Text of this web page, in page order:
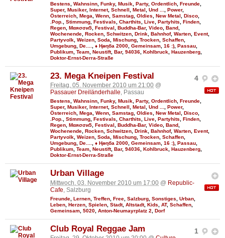
Bestens Wahnsinn Funky, Musik Party, Ordentlich Freunde
Super, Musiker, Internet, Schnell Metal Und ... Power,
Österreich Mega Wenn Samstag Oldies New Metal Disco
.Pop.
Stimmung Festivals Charthits Live Partyhits Finden
Regen Мαяσσи5 Festival Buddha-Bar, Video Band
Wochenende Rocken Schwitzen Drink Bahnhof, Warten Event,
Partyvolk Weizen Soda Mischung Trocken Schaffen
Umgebung De.... ♦ Ңөηба 2000 Gemeinsam 16 :) Passau
Publikum Team Neustift, Bar, 94036 Kohlbruck Hauzenberg
Doktor-Ernst-Derra-Straße
4
23. Mega Kneipen Festival
Freitag, 05. November 2010 um 21:00 @
Passauer Dreiländerhalle, Passau
Bestens Wahnsinn Funky, Musik Party, Ordentlich Freunde
Super, Musiker, Internet, Schnell Metal Und ... Power,
Österreich Mega Wenn Samstag Oldies New Metal Disco
.Pop.
Stimmung Festivals Charthits Live Partyhits Finden
Regen Мαяσσи5 Festival Buddha-Bar, Video Band
Wochenende Rocken Schwitzen Drink Bahnhof, Warten Event,
Partyvolk Weizen Soda Mischung Trocken Schaffen
Umgebung De.... ♦ Ңөηба 2000 Gemeinsam 16 :) Passau
Publikum Team Neustift, Bar, 94036 Kohlbruck Hauzenberg
Doktor-Ernst-Derra-Straße
Urban Village
Mittwoch, 03. November 2010 um 17:00 @ Republic-
Cafe , Salzburg
Freunde Lernen Treffen Free Salzburg Sonstiges Urban
Leben Herzen Spielen Stadt, Altstadt, Kids AT, Schaffen
Gemeinsam 5020 Anton-Neumayrplatz 2 Dorf
1
Club Royal Reggae Jam